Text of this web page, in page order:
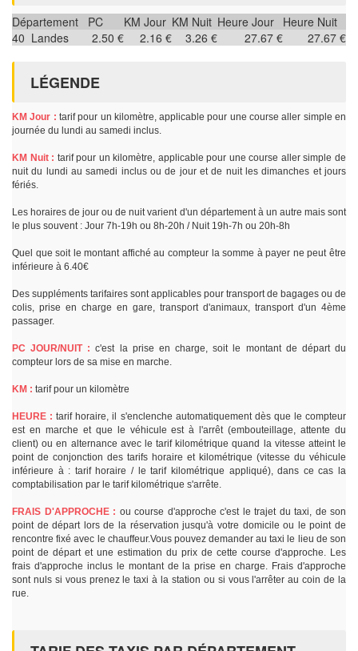
Département PC KM Jour KM Nuit Heure Jour Heure Nuit
40 Landes 2.50 € 2.16 € 3.26 € 27.67 € 27.67 €
LÉGENDE
KM Jour : tarif pour un kilomètre, applicable pour une course aller simple en
journée du lundi au samedi inclus.
KM Nuit : tarif pour un kilomètre, applicable pour une course aller simple de
nuit du lundi au samedi inclus ou de jour et de nuit les dimanches et jours
fériés.
Les horaires de jour ou de nuit varient d'un département à un autre mais sont
le plus souvent : Jour 7h-19h ou 8h-20h / Nuit 19h-7h ou 20h-8h
Quel que soit le montant affiché au compteur la somme à payer ne peut être
inférieure à 6.40€
Des suppléments tarifaires sont applicables pour transport de bagages ou de
colis, prise en charge en gare, transport d'animaux, transport d'un 4ème
passager.
PC JOUR/NUIT : c'est la prise en charge, soit le montant de départ du
compteur lors de sa mise en marche.
KM : tarif pour un kilomètre
HEURE : tarif horaire, il s'enclenche automatiquement dès que le compteur
est en marche et que le véhicule est à l'arrêt (embouteillage, attente du
client) ou en alternance avec le tarif kilométrique quand la vitesse atteint le
point de conjonction des tarifs horaire et kilométrique (vitesse du véhicule
inférieure à : tarif horaire / le tarif kilométrique appliqué), dans ce cas la
comptabilisation par le tarif kilométrique s'arrête.
FRAIS D'APPROCHE : ou course d'approche c'est le trajet du taxi, de son
point de départ lors de la réservation jusqu'à votre domicile ou le point de
rencontre fixé avec le chauffeur.Vous pouvez demander au taxi le lieu de son
point de départ et une estimation du prix de cette course d'approche. Les
frais d'approche inclus le montant de la prise en charge. Frais d'approche
sont nuls si vous prenez le taxi à la station ou si vous l'arrêter au coin de la
rue.